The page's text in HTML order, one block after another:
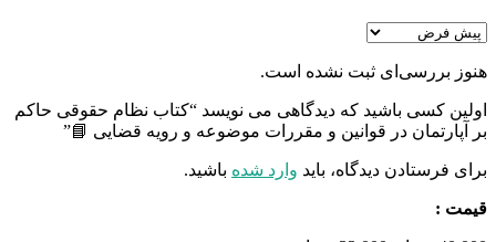
هنوز بررسی‌ای ثبت نشده است.
اولین کسی باشید که دیدگاهی می نویسد “کتاب نظام حقوقی حاکم
بر آپارتمان در قوانین و مقررات موضوعه و رویه قضایی 📘”
برای فرستادن دیدگاه، باید وارد شده باشید.
قیمت :